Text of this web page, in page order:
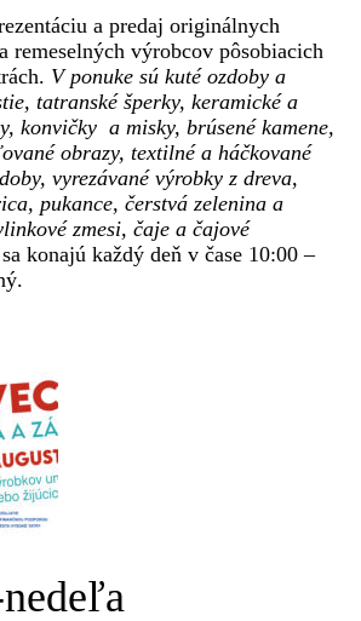
a predaj originálnych
remeselných výrobcov pôsobiacich
V ponuke sú kuté ozdoby a
tatranské šperky, keramické a
konvičky a misky, brúsené kamene,
obrazy, textilné a háčkované
vyrezávané výrobky z dreva,
pukance, čerstvá zelenina a
zmesi, čaje a čajové
konajú každý deň v čase 10:00 –